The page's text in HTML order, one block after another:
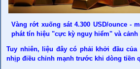
Vàng rớt xuống sát 4.300 USD/ounce -
phát tín hiệu "cực kỳ nguy hiểm" và
Tuy nhiên, liệu đây có phải khởi đầu
nhịp điều chỉnh mạnh trước khi dòng tiền